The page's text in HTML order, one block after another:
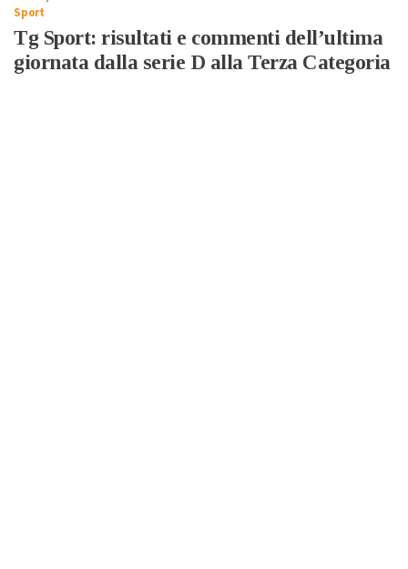
Sport
Tg Sport: risultati e commenti dell’ultima
giornata dalla serie D alla Terza Categoria